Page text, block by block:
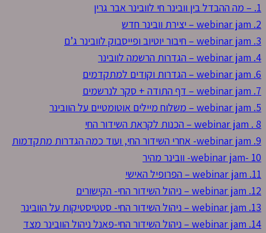
1. – מה ההבדל בין וובינר חי לוובינר אבר גרין
2. webinar jam – יצירת וובינר חדש
3. webinar jam – חיבור יוטיוב ופייסבוק לוובינר ג’ם
4. webinar jam – הגדרות הרשמה לוובינר
6. webinar jam – הגדרות וקודים למתקדמים
7. webinar jam – דף התודה + סקר לנרשמים
5. webinar jam – משלוח מיילים אוטומטיים על הוובינר
8 . webinar jam – הכנות לקראת השידור החי
9. webinar jam- אחרי השידור החי, ועוד כמה הגדרות מתקדמות
10 -webinar jam- וובינר מהיר
11. webinar jam – הפרופיל האישי
12. webinar jam – ניהול השידור החי- הקישורים
13. webinar jam – ניהול השידור החי- סטטיסטיקות על הוובינר
14. webinar jam – ניהול השידור החי-פאנל ניהול הוובינר מצד